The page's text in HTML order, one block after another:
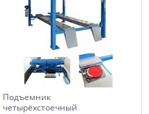
Подъемник
четырёхстоечный